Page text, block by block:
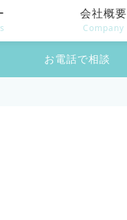
会社概要
Company
お電話で相談